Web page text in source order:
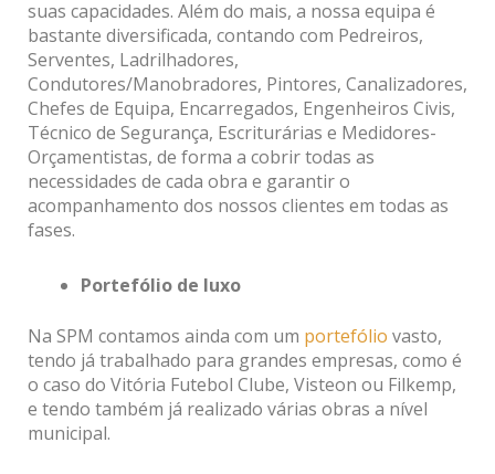
suas capacidades. Além do mais, a nossa equipa é
bastante diversificada, contando com Pedreiros,
Serventes, Ladrilhadores,
Condutores/Manobradores, Pintores, Canalizadores,
Chefes de Equipa, Encarregados, Engenheiros Civis,
Técnico de Segurança, Escriturárias e Medidores-
Orçamentistas, de forma a cobrir todas as
necessidades de cada obra e garantir o
acompanhamento dos nossos clientes em todas as
fases.
Portefólio de luxo
Na SPM contamos ainda com um portefólio vasto,
tendo já trabalhado para grandes empresas, como é
o caso do Vitória Futebol Clube, Visteon ou Filkemp,
e tendo também já realizado várias obras a nível
municipal.